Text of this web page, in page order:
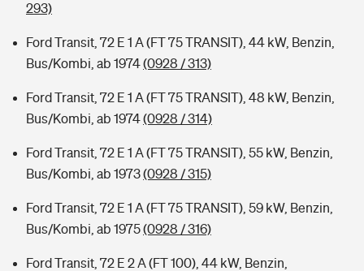
293)
Ford Transit, 72 E 1 A (FT 75 TRANSIT), 44 kW, Benzin,
Bus/Kombi, ab 1974(0928 / 313)
Ford Transit, 72 E 1 A (FT 75 TRANSIT), 48 kW, Benzin,
Bus/Kombi, ab 1974(0928 / 314)
Ford Transit, 72 E 1 A (FT 75 TRANSIT), 55 kW, Benzin,
Bus/Kombi, ab 1973(0928 / 315)
Ford Transit, 72 E 1 A (FT 75 TRANSIT), 59 kW, Benzin,
Bus/Kombi, ab 1975(0928 / 316)
Ford Transit, 72 E 2 A (FT 100), 44 kW, Benzin,